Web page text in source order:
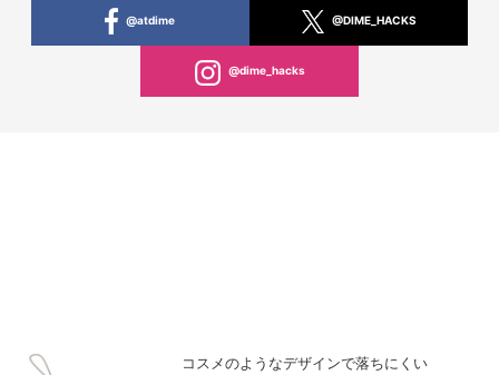
@atdime @DIME_HACKS
@dime_hacks
コスメのようなデザインで落ちにくい